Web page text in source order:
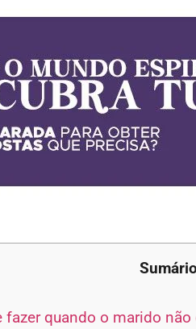
Sumário
quando o marido